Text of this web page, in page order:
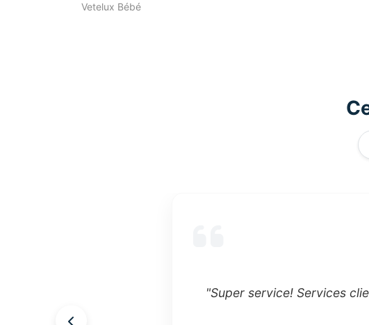
Vetelux Bébé
"Super service! Services